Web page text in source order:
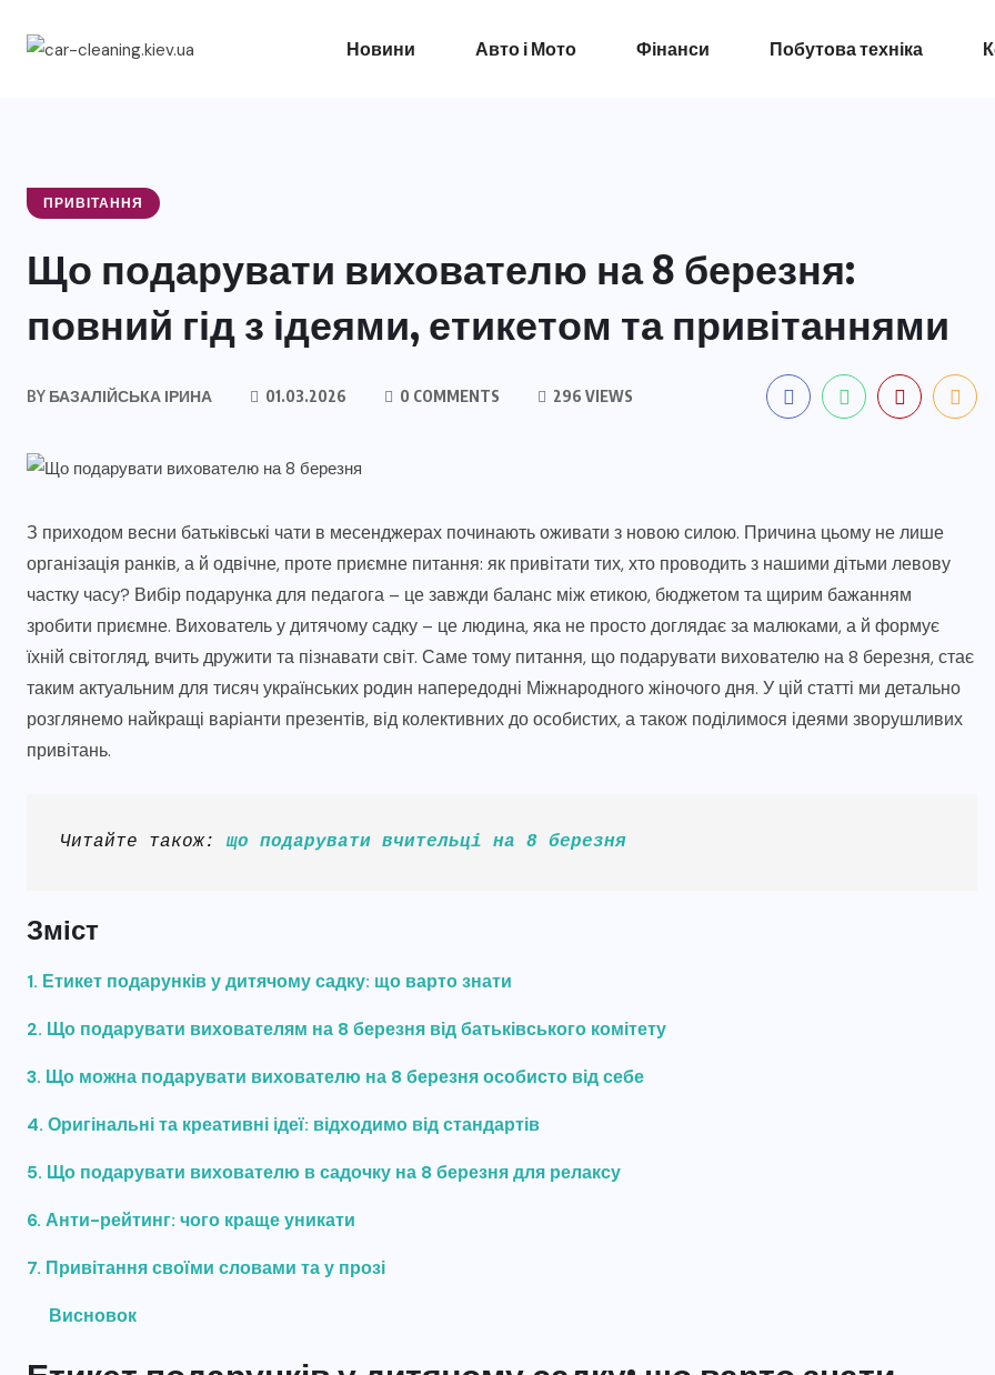
Новини Авто і Мото Фінанси Побутова техніка
ПРИВІТАННЯ
Що подарувати вихователю на 8 березня:
повний гід з ідеями, етикетом та привітаннями
BY БАЗАЛІЙСЬКА ІРИНА 01.03.2026 0 COMMENTS 296 VIEWS
З приходом весни батьківські чати в месенджерах починають оживати з новою силою. Причина цьому не лише
організація ранків, а й одвічне, проте приємне питання: як привітати тих, хто проводить з нашими дітьми левову
частку часу? Вибір подарунка для педагога – це завжди баланс між етикою, бюджетом та щирим бажанням
зробити приємне. Вихователь у дитячому садку – це людина, яка не просто доглядає за малюками, а й формує
їхній світогляд, вчить дружити та пізнавати світ. Саме тому питання, що подарувати вихователю на 8 березня, стає
таким актуальним для тисяч українських родин напередодні Міжнародного жіночого дня. У цій статті ми детально
розглянемо найкращі варіанти презентів, від колективних до особистих, а також поділимося ідеями зворушливих
привітань.
Читайте також: що подарувати вчительці на 8 березня
Зміст
1. Етикет подарунків у дитячому садку: що варто знати
2. Що подарувати вихователям на 8 березня від батьківського комітету
3. Що можна подарувати вихователю на 8 березня особисто від себе
4. Оригінальні та креативні ідеї: відходимо від стандартів
5. Що подарувати вихователю в садочку на 8 березня для релаксу
6. Анти-рейтинг: чого краще уникати
7. Привітання своїми словами та у прозі
Висновок